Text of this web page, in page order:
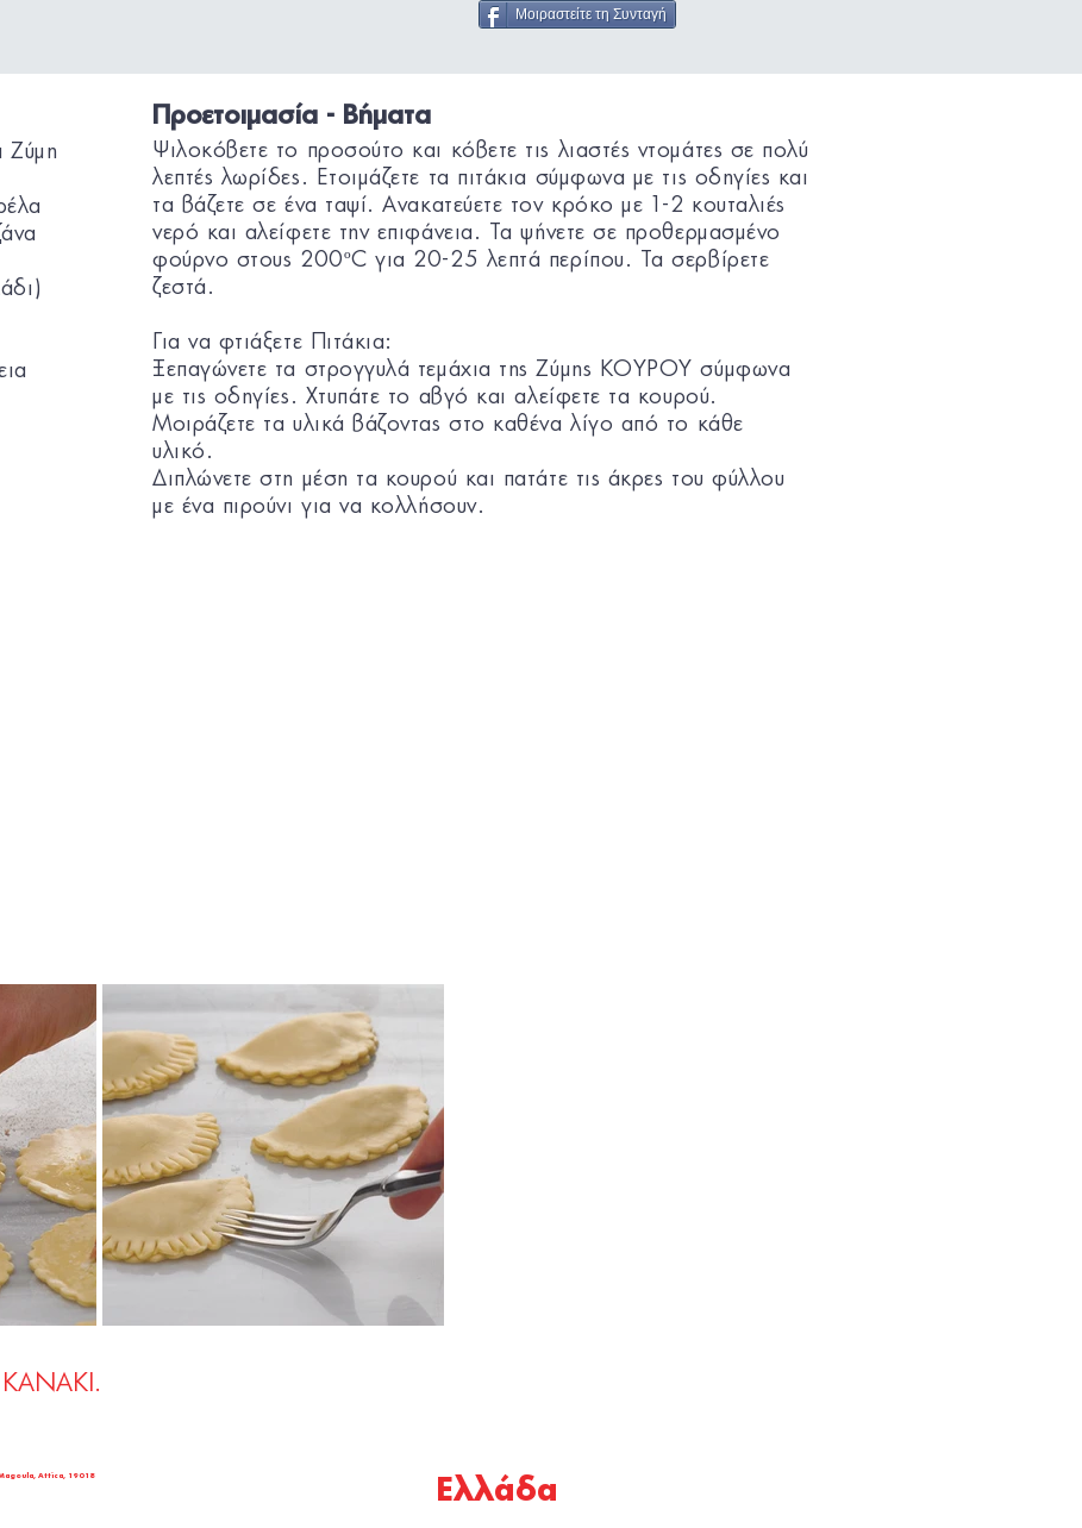
Μοιραστείτε τη Συνταγή
Ζύμη
Προετοιμασία - Βήματα
Ψιλοκόβετε το προσούτο και κόβετε τις λιαστές ντομάτες σε πολύ
λεπτές λωρίδες. Ετοιμάζετε τα πιτάκια σύμφωνα με τις οδηγίες και
τα βάζετε σε ένα ταψί. Ανακατεύετε τον κρόκο με 1-2 κουταλιές
νερό και αλείφετε την επιφάνεια. Τα ψήνετε σε προθερμασμένο
φούρνο στους 200ºC για 20-25 λεπτά περίπου. Τα σερβίρετε
ζεστά.
Για να φτιάξετε Πιτάκια:
Ξεπαγώνετε τα στρογγυλά τεμάχια της Ζύμης ΚΟΥΡΟΥ σύμφωνα
με τις οδηγίες. Χτυπάτε το αβγό και αλείφετε τα κουρού.
Μοιράζετε τα υλικά βάζοντας στο καθένα λίγο από το κάθε
υλικό.
Διπλώνετε στη μέση τα κουρού και πατάτε τις άκρες του φύλλου
με ένα πιρούνι για να κολλήσουν.
Attica, 19018
Ελλάδα